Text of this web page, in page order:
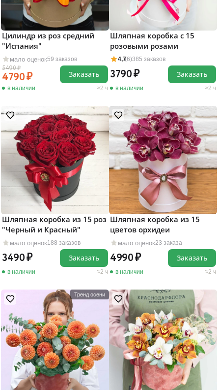
мало оценок59 заказов
Цилиндр из роз средний
"Испания"
5490
4790
в наличии 2 ч
Заказать
4,7(6)385 заказов
Шляпная коробка с 15
розовыми розами
3790
в наличии 2 ч
Заказать
мало оценок188 заказов
Шляпная коробка из 15 роз
"Черный и Красный"
3490
в наличии 2 ч
Заказать
мало оценок23 заказа
Шляпная коробка из 15
цветов орхидеи
4990
в наличии 2 ч
Заказать
Тренд осени